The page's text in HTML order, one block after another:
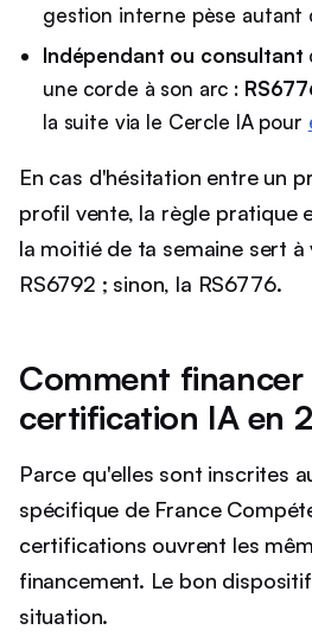
gestion interne pèse autant
Indépendant ou consultant
une corde à son arc :
la suite via le Cercle IA pour
En cas d'hésitation entre un
profil vente, la règle pratique
la moitié de ta semaine sert à
RS6792 ; sinon, la RS6776.
Comment financer
certification IA en
Parce qu'elles sont inscrites
spécifique de France
certifications ouvrent les
financement. Le bon
situation.